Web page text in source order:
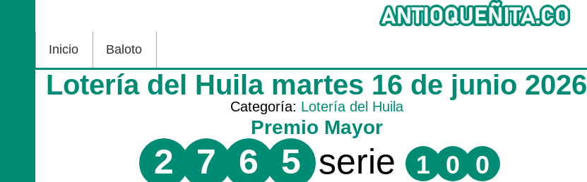
Inicio Baloto
Lotería del Huila martes 16 de junio 2026
Categoría: Lotería del Huila
Premio Mayor
2 7 6 5 serie 1 0 0